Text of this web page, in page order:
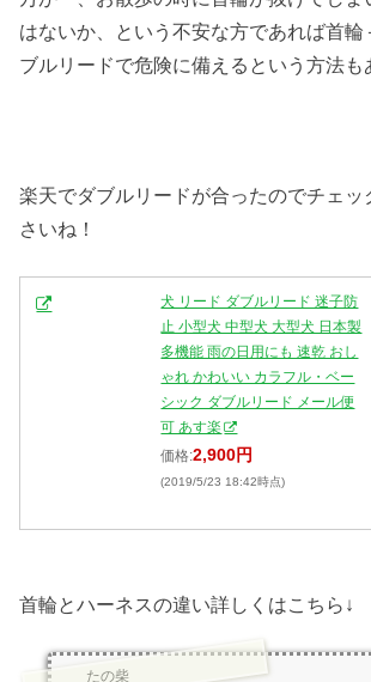
はないか、という不安な方であれば首輪
ブルリードで危険に備えるという方法も
楽天でダブルリードが合ったのでチェッ
さいね！
犬 リード ダブルリード 迷子防
止 小型犬 中型犬 大型犬 日本製
多機能 雨の日用にも 速乾 おし
ゃれ かわいい カラフル・ベー
シック ダブルリード メール便
可 あす楽
価格:2,900円
(2019/5/23 18:42時点)
首輪とハーネスの違い詳しくはこちら↓
たの柴